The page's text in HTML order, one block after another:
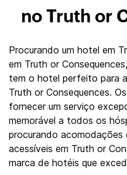
no Truth or
Procurando um hotel em
em Truth or
tem o hotel perfeito para
Truth or Consequences.
fornecer um serviço
memorável a todos os
procurando acomodações
acessíveis em Truth or
marca de hotéis que